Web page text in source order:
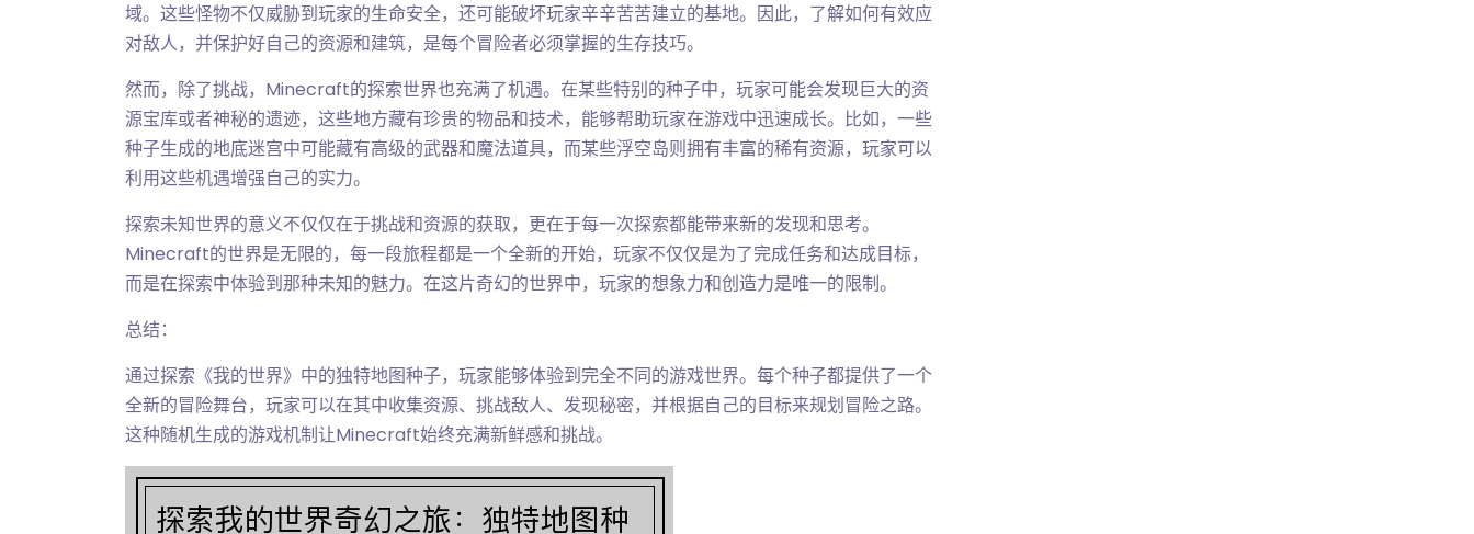
域。这些怪物不仅威胁到玩家的生命安全，还可能破坏玩家辛辛苦苦建立的基地。因此，了解如何有效应
对敌人，并保护好自己的资源和建筑，是每个冒险者必须掌握的生存技巧。
然而，除了挑战，Minecraft的探索世界也充满了机遇。在某些特别的种子中，玩家可能会发现巨大的资
源宝库或者神秘的遗迹，这些地方藏有珍贵的物品和技术，能够帮助玩家在游戏中迅速成长。比如，一些
种子生成的地底迷宫中可能藏有高级的武器和魔法道具，而某些浮空岛则拥有丰富的稀有资源，玩家可以
利用这些机遇增强自己的实力。
探索未知世界的意义不仅仅在于挑战和资源的获取，更在于每一次探索都能带来新的发现和思考。
Minecraft的世界是无限的，每一段旅程都是一个全新的开始，玩家不仅仅是为了完成任务和达成目标，
而是在探索中体验到那种未知的魅力。在这片奇幻的世界中，玩家的想象力和创造力是唯一的限制。
总结：
通过探索《我的世界》中的独特地图种子，玩家能够体验到完全不同的游戏世界。每个种子都提供了一个
全新的冒险舞台，玩家可以在其中收集资源、挑战敌人、发现秘密，并根据自己的目标来规划冒险之路。
这种随机生成的游戏机制让Minecraft始终充满新鲜感和挑战。